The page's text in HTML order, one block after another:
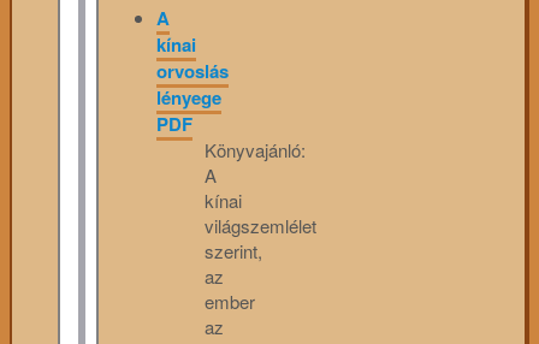
A
kínai
orvoslás
lényege
PDF
Könyvajánló:
A
kínai
világszemlélet
szerint,
az
ember
az